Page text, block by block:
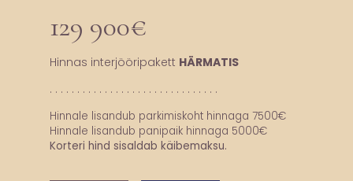
129 900€
Hinnas interjööripakett HÄRMATIS
. . . . . . . . . . . . . . . . . . . . . . . . . . . . . . .
Hinnale lisandub parkimiskoht hinnaga 7500€
Hinnale lisandub panipaik hinnaga 5000€
Korteri hind sisaldab käibemaksu.